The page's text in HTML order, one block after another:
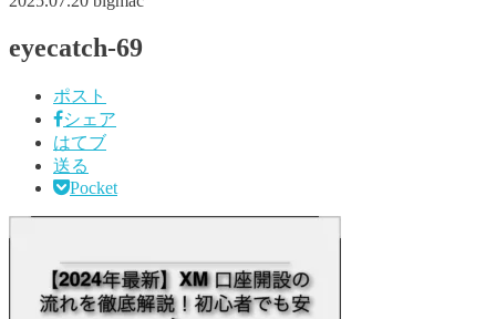
eyecatch-69
ポスト
シェア
はてブ
送る
Pocket